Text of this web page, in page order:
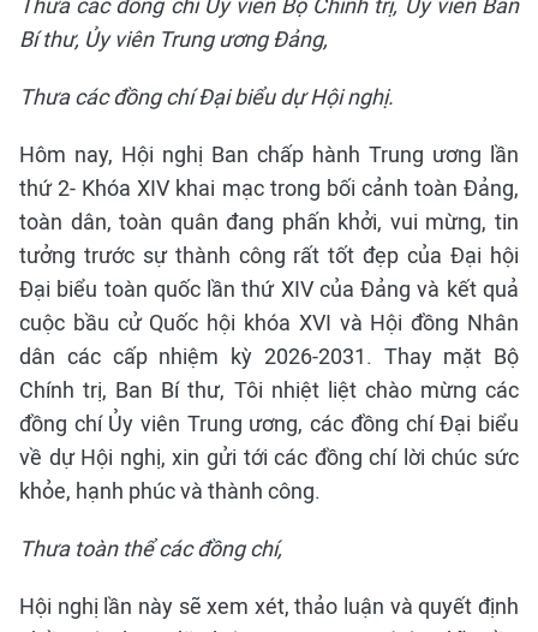
Thưa các đồng chí Ủy viên Bộ Chính trị, Ủy viên Ban
Bí thư, Ủy viên Trung ương Đảng,
Thưa các đồng chí Đại biểu dự Hội nghị.
Hôm nay, Hội nghị Ban chấp hành Trung ương lần
thứ 2- Khóa XIV khai mạc trong bối cảnh toàn Đảng,
toàn dân, toàn quân đang phấn khởi, vui mừng, tin
tưởng trước sự thành công rất tốt đẹp của Đại hội
Đại biểu toàn quốc lần thứ XIV của Đảng và kết quả
cuộc bầu cử Quốc hội khóa XVI và Hội đồng Nhân
dân các cấp nhiệm kỳ 2026-2031. Thay mặt Bộ
Chính trị, Ban Bí thư, Tôi nhiệt liệt chào mừng các
đồng chí Ủy viên Trung ương, các đồng chí Đại biểu
về dự Hội nghị, xin gửi tới các đồng chí lời chúc sức
khỏe, hạnh phúc và thành công.
Thưa toàn thể các đồng chí,
Hội nghị lần này sẽ xem xét, thảo luận và quyết định